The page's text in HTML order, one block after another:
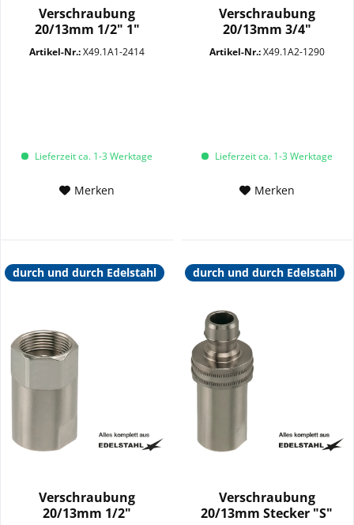
Verschraubung
20/13mm 1/2" 1"
Überwurfmutter...
Artikel-Nr.:X49.1A1-2414
Lieferzeit ca. 1-3 Werktage
Merken
Verschraubung
20/13mm 3/4"
Überwurfmutter...
Artikel-Nr.:X49.1A2-1290
Lieferzeit ca. 1-3 Werktage
Merken
durch und durch Edelstahl
Verschraubung
20/13mm 1/2"
durch und durch Edelstahl
Verschraubung
20/13mm Stecker "S"